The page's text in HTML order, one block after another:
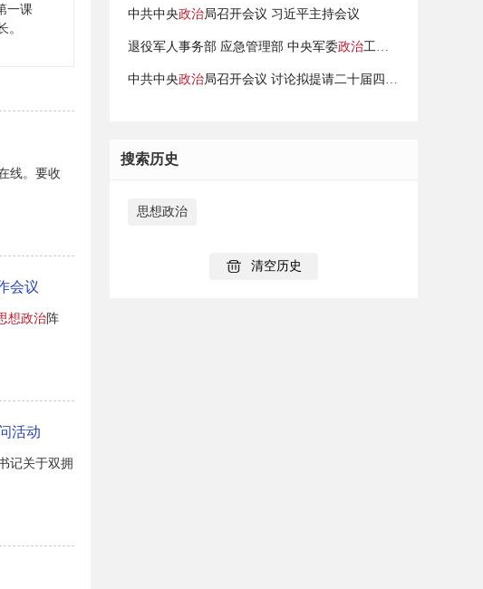
一课
。
线。要收
会议
想政治阵
活动
记关于双拥
中共中央政治局召开会议 习近平主持会议
退役军人事务部 应急管理部 中央军委政治工作部关于印发《烈士评定工作办法》的通知
中共中央政治局召开会议 讨论拟提请二十届四中全会审议的文件 中共中央总书记习近平主持会议
搜索历史
思想政治
清空历史